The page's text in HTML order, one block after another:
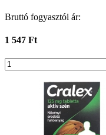
Bruttó fogyasztói ár:
1 547 Ft